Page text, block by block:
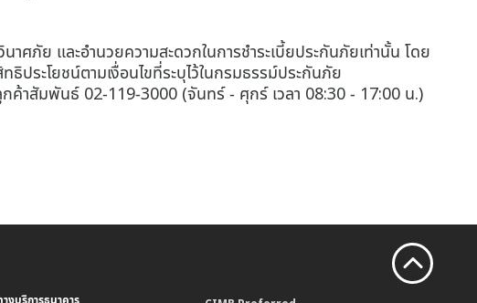
ศภัย และอำนวยความสะดวกในการชำระเบี้ยประกันภัยเท่านั้น โดย
ประโยชน์ตามเงื่อนไขที่ระบุไว้ในกรมธรรม์ประกันภัย
าสัมพันธ์ 02-119-3000 (จันทร์ - ศุกร์ เวลา 08:30 - 17:00 น.)